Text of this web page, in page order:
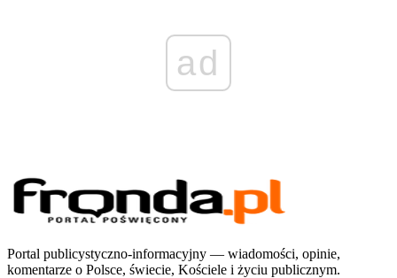
ad
Portal publicystyczno-informacyjny — wiadomości, opinie,
komentarze o Polsce, świecie, Kościele i życiu publicznym.